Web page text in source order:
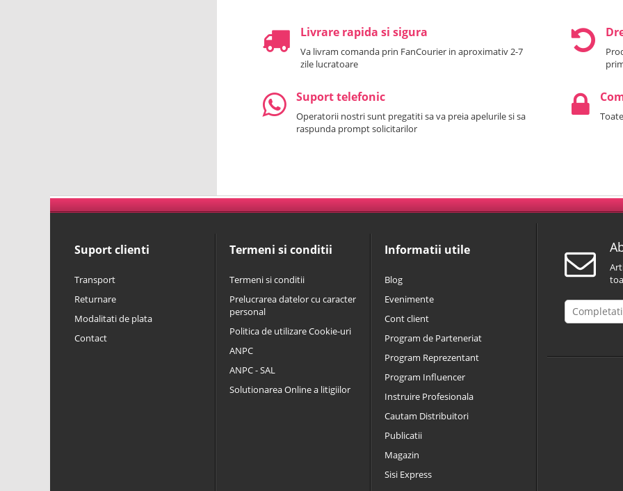
Livrare rapida si sigura
Va livram comanda prin FanCourier in aproximativ 2-7
zile lucratoare
Suport telefonic
Operatorii nostri sunt pregatiti sa va preia apelurile si sa
raspunda prompt solicitarilor
Suport clienti
Transport
Returnare
Modalitati de plata
Contact
Termeni si conditii
Termeni si conditii
Prelucrarea datelor cu caracter
personal
Politica de utilizare Cookie-uri
ANPC
ANPC - SAL
Solutionarea Online a litigiilor
Informatii utile
Blog
Evenimente
Cont client
Program de Parteneriat
Program Reprezentant
Program Influencer
Instruire Profesionala
Cautam Distribuitori
Publicatii
Magazin
Sisi Express